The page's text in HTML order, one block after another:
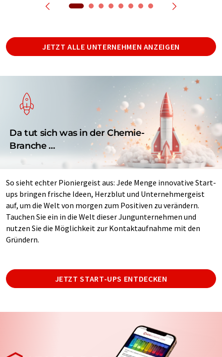
JETZT ALLE UNTERNEHMEN ANZEIGEN
Da tut sich was in der Chemie-
Branche …
So sieht echter Pioniergeist aus: Jede Menge innovative Start-
ups bringen frische Ideen, Herzblut und Unternehmergeist
auf, um die Welt von morgen zum Positiven zu verändern.
Tauchen Sie ein in die Welt dieser Jungunternehmen und
nutzen Sie die Möglichkeit zur Kontaktaufnahme mit den
Gründern.
JETZT START-UPS ENTDECKEN